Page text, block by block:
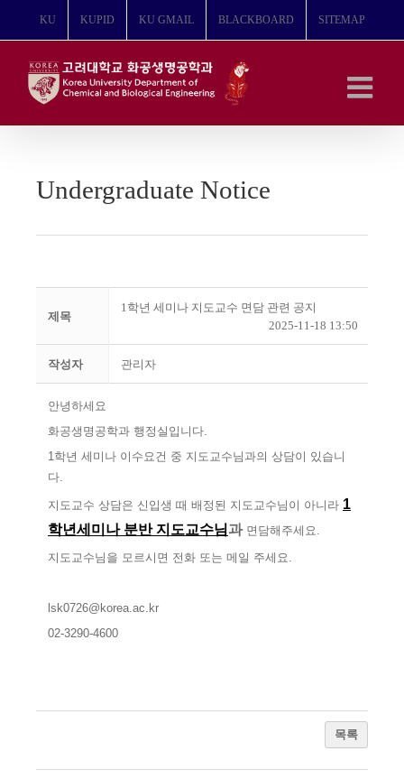
뛰
KU KUPID KU GMAIL BLACKBOARD SITEMAP
Undergraduate Notice
제목
1학년 세미나 지도교수 면담 관련 공지
2025-11-18 13:50
작성자 관리자
안녕하세요
화공생명공학과 행정실입니다.
1학년 세미나 이수요건 중 지도교수님과의 상담이 있습니
다.
지도교수 상담은 신입생 때 배정된 지도교수님이 아니라 1
학년세미나 분반 지도교수님과면담해주세요.
지도교수님을 모르시면 전화 또는 메일 주세요.
lsk0726@korea.ac.kr
02-3290-4600
목록